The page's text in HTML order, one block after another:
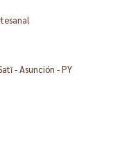
- Asunción - PY